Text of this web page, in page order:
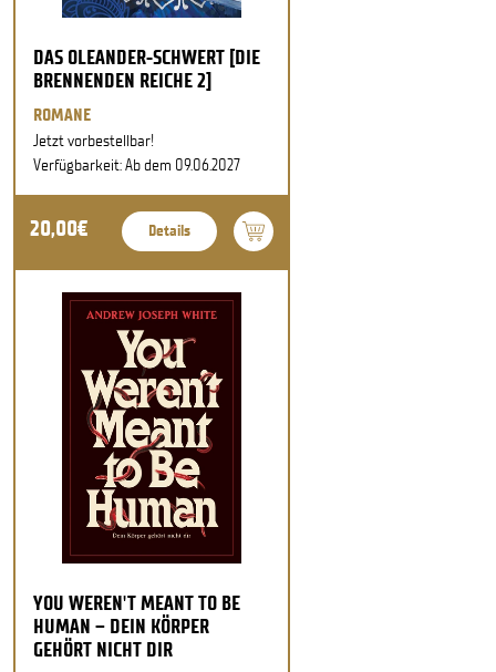
DAS OLEANDER-SCHWERT [DIE
BRENNENDEN REICHE 2]
ROMANE
Jetzt vorbestellbar!
Verfügbarkeit: Ab dem 09.06.2027
20,00€ Details
YOU WEREN'T MEANT TO BE
HUMAN – DEIN KÖRPER
GEHÖRT NICHT DIR